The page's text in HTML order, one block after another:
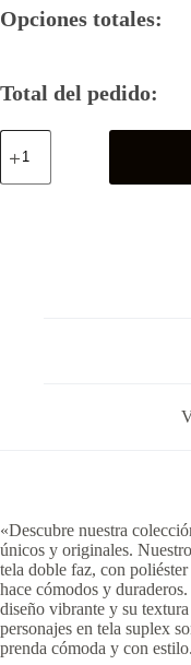
Opciones totales:
Total del pedido:
Green
Lantern
«Descubre nuestra
únicos y originales.
tela doble faz, con
hace cómodos y
diseño vibrante y su
personajes en tela suplex
prenda cómoda y con estilo.